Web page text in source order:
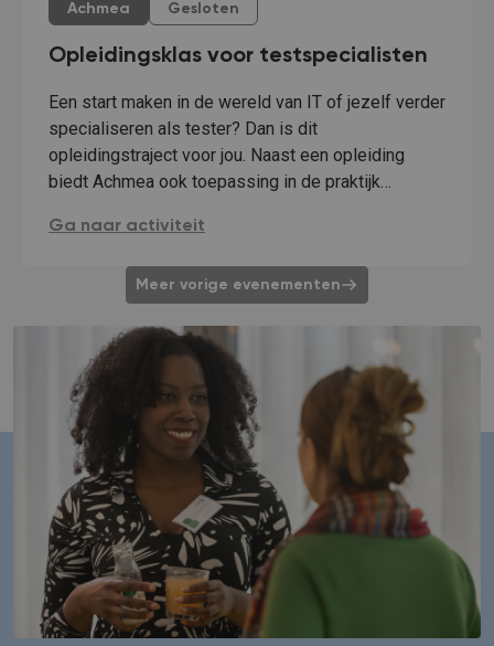
Achmea Gesloten
Opleidingsklas voor testspecialisten
Een start maken in de wereld van IT of jezelf verder
specialiseren als tester? Dan is dit
opleidingstraject voor jou. Naast een opleiding
biedt Achmea ook toepassing in de praktijk…
Opleidingsklas voor testspecialisten :
Ga naar activiteit
Meer vorige evenementen